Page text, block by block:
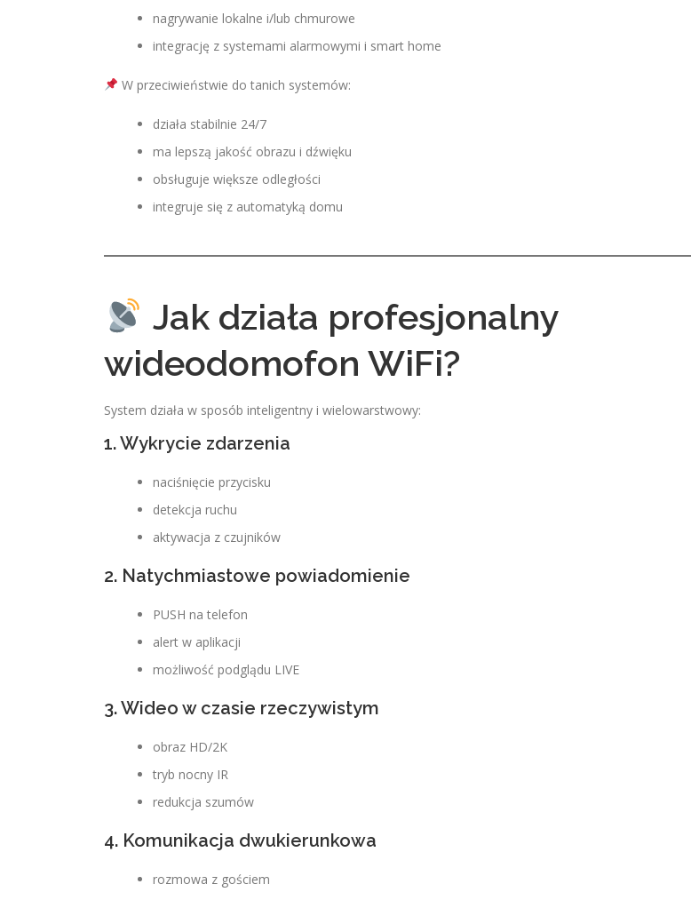
nagrywanie lokalne i/lub chmurowe
integrację z systemami alarmowymi i smart home
W przeciwieństwie do tanich systemów:
działa stabilnie 24/7
ma lepszą jakość obrazu i dźwięku
obsługuje większe odległości
integruje się z automatyką domu
Jak działa profesjonalny
wideodomofon WiFi?
System działa w sposób inteligentny i wielowarstwowy:
1. Wykrycie zdarzenia
naciśnięcie przycisku
detekcja ruchu
aktywacja z czujników
2. Natychmiastowe powiadomienie
PUSH na telefon
alert w aplikacji
możliwość podglądu LIVE
3. Wideo w czasie rzeczywistym
obraz HD/2K
tryb nocny IR
redukcja szumów
4. Komunikacja dwukierunkowa
rozmowa z gościem